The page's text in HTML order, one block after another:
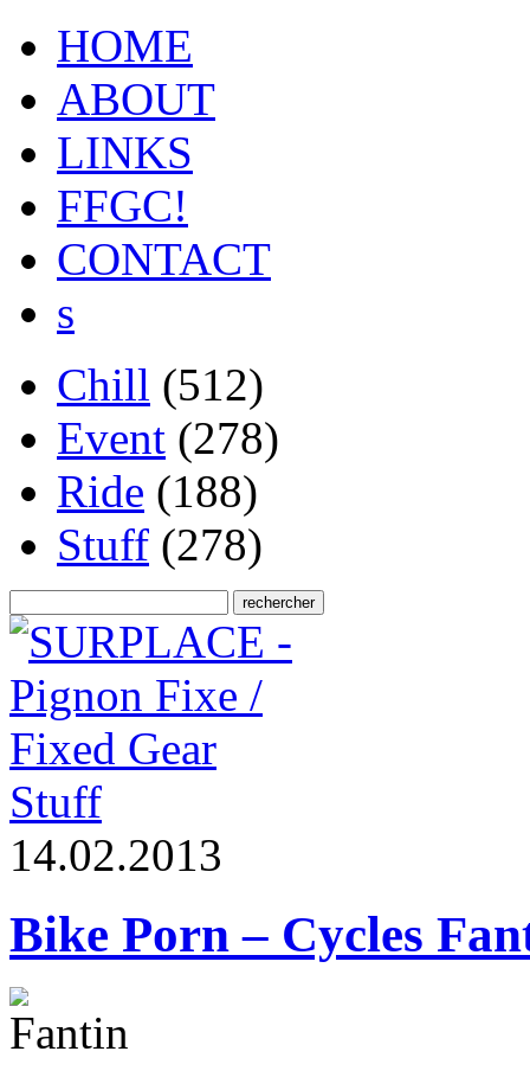
HOME
ABOUT
LINKS
FFGC!
CONTACT
s
Chill (512)
Event (278)
Ride (188)
Stuff (278)
Stuff
14.02.2013
Bike Porn – Cycles